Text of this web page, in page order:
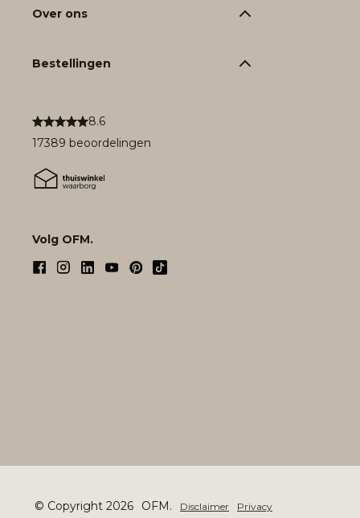
8.6
17389 beoordelingen
Volg OFM.
Over ons
Bestellingen
© Copyright 2026 OFM. Disclaimer
Privacy